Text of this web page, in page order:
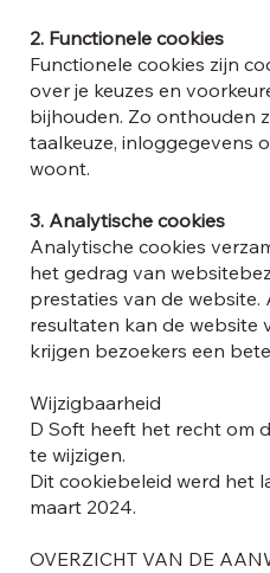
2. Functionele cookies
Functionele cookies zijn
over je keuzes en
bijhouden. Zo onthouden
taalkeuze, inloggegevens
woont.
3. Analytische cookies
Analytische cookies
het gedrag van
prestaties van de website.
resultaten kan de website
krijgen bezoekers een
Wijzigbaarheid
D Soft heeft het recht om
te wijzigen.
Dit cookiebeleid werd het
maart 2024.
OVERZICHT VAN DE